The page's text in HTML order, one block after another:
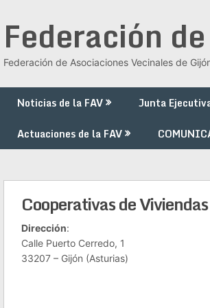
Federación
Federación de Asociaciones Vecinales de
Noticias de la FAV Junta
Actuaciones de la FAV
Cooperativas de Viviendas
Dirección:
Calle Puerto Cerredo, 1
33207 – Gijón (Asturias)